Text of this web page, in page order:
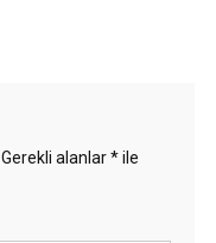
Gerekli alanlar*ile